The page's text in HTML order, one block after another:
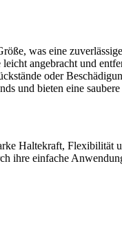
was eine
angebracht und
oder
und bieten eine
Haltekraft,
ihre einfache